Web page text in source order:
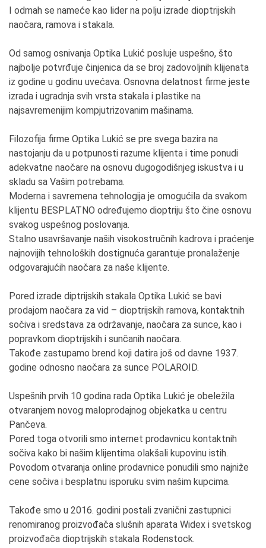
I odmah se nameće kao lider na polju izrade dioptrijskih
naočara, ramova i stakala.
Od samog osnivanja Optika Lukić posluje uspešno, što
najbolje potvrđuje činjenica da se broj zadovoljnih klijenata
iz godine u godinu uvećava. Osnovna delatnost firme jeste
izrada i ugradnja svih vrsta stakala i plastike na
najsavremenijim kompjutrizovanim mašinama.
Filozofija firme Optika Lukić se pre svega bazira na
nastojanju da u potpunosti razume klijenta i time ponudi
adekvatne naočare na osnovu dugogodišnjeg iskustva i u
skladu sa Vašim potrebama.
Moderna i savremena tehnologija je omogućila da svakom
klijentu BESPLATNO određujemo dioptriju što čine osnovu
svakog uspešnog poslovanja.
Stalno usavršavanje naših visokostručnih kadrova i praćenje
najnovijih tehnoloških dostignuća garantuje pronalaženje
odgovarajućih naočara za naše klijente.
Pored izrade diptrijskih stakala Optika Lukić se bavi
prodajom naočara za vid – dioptrijskih ramova, kontaktnih
sočiva i sredstava za održavanje, naočara za sunce, kao i
popravkom dioptrijskih i sunčanih naočara.
Takođe zastupamo brend koji datira još od davne 1937.
godine odnosno naočara za sunce POLAROID.
Uspešnih prvih 10 godina rada Optika Lukić je obeležila
otvaranjem novog maloprodajnog objekatka u centru
Pančeva.
Pored toga otvorili smo internet prodavnicu kontaktnih
sočiva kako bi našim klijentima olakšali kupovinu istih.
Povodom otvaranja online prodavnice ponudili smo najniže
cene sočiva i besplatnu isporuku svim našim kupcima.
Takođe smo u 2016. godini postali zvanični zastupnici
renomiranog proizvođača slušnih aparata Widex i svetskog
proizvođača dioptrijskih stakala Rodenstock.